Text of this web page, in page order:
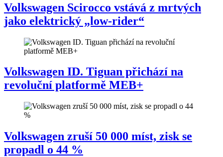
Volkswagen Scirocco vstává z mrtvých
jako elektrický „low-rider“
Volkswagen ID. Tiguan přichází na
revoluční platformě MEB+
Volkswagen zruší 50 000 míst, zisk se
propadl o 44 %